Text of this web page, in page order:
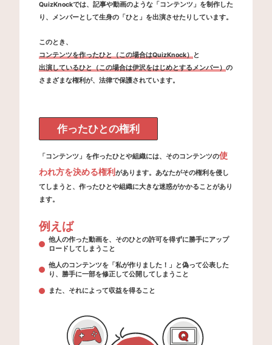
QuizKnockでは、記事や動画のような「コンテンツ」を制作した
り、メンバーとして生身の「ひと」を出演させたりしています。
このとき、
コンテンツを作ったひと（この場合はQuizKnock）と
出演しているひと（この場合は伊沢をはじめとするメンバー）の
さまざまな権利が、法律で保護されています。
作ったひとの権利
「コンテンツ」を作ったひとや組織には、そのコンテンツの使
われ方を決める権利 があります。あなたがその権利を侵し
てしまうと、作ったひとや組織に大きな迷惑がかかることがあり
ます。
例えば
他人の作った動画を、そのひとの許可を得ずに勝手にアップ
ロードしてしまうこと
他人のコンテンツを「私が作りました！」と偽って公表した
り、勝手に一部を修正して公開してしまうこと
また、それによって収益を得ること